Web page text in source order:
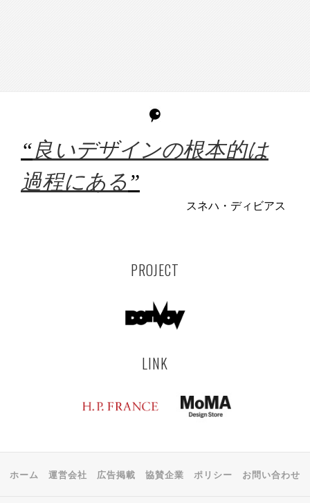
“良いデザインの根本的は
過程にある ”
スネハ・ディビアス
PROJECT
LINK
ホーム 運営会社 広告掲載 協賛企業 ポリシー お問い合わせ